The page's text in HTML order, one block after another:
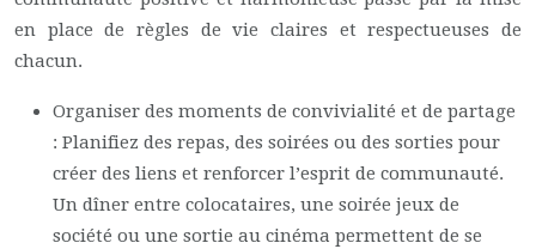
en place de règles de vie claires et respectueuses de
chacun.
Organiser des moments de convivialité et de partage
: Planifiez des repas, des soirées ou des sorties pour
créer des liens et renforcer l’esprit de communauté.
Un dîner entre colocataires, une soirée jeux de
société ou une sortie au cinéma permettent de se